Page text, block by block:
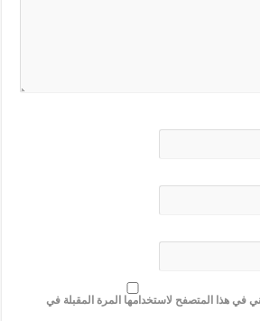
في هذا المتصفح لاستخدامها المرة المقبلة في